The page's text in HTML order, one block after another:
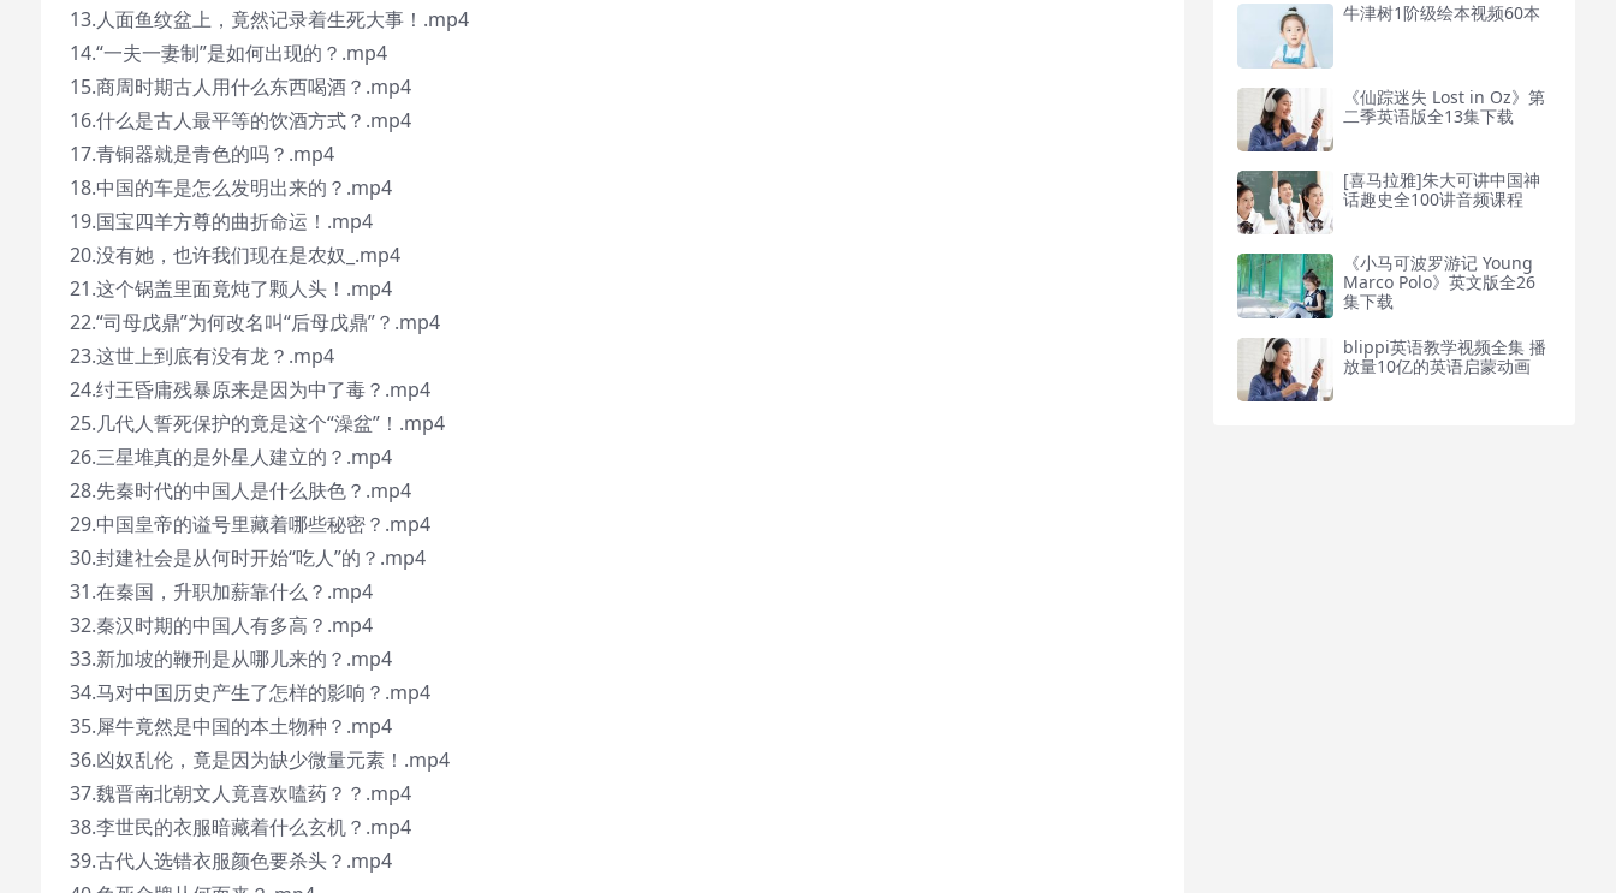
13.人面鱼纹盆上，竟然记录着生死大事！.mp4
14.“一夫一妻制”是如何出现的？.mp4
15.商周时期古人用什么东西喝酒？.mp4
16.什么是古人最平等的饮酒方式？.mp4
17.青铜器就是青色的吗？.mp4
18.中国的车是怎么发明出来的？.mp4
19.国宝四羊方尊的曲折命运！.mp4
20.没有她，也许我们现在是农奴_.mp4
21.这个锅盖里面竟炖了颗人头！.mp4
22.“司母戊鼎”为何改名叫“后母戊鼎”？.mp4
23.这世上到底有没有龙？.mp4
24.纣王昏庸残暴原来是因为中了毒？.mp4
25.几代人誓死保护的竟是这个“澡盆”！.mp4
26.三星堆真的是外星人建立的？.mp4
28.先秦时代的中国人是什么肤色？.mp4
29.中国皇帝的谥号里藏着哪些秘密？.mp4
30.封建社会是从何时开始“吃人”的？.mp4
31.在秦国，升职加薪靠什么？.mp4
32.秦汉时期的中国人有多高？.mp4
33.新加坡的鞭刑是从哪儿来的？.mp4
34.马对中国历史产生了怎样的影响？.mp4
35.犀牛竟然是中国的本土物种？.mp4
36.凶奴乱伦，竟是因为缺少微量元素！.mp4
37.魏晋南北朝文人竟喜欢嗑药？？.mp4
38.李世民的衣服暗藏着什么玄机？.mp4
39.古代人选错衣服颜色要杀头？.mp4
牛津树1阶级绘本视频60本
《仙踪迷失 Lost in Oz》第
二季英语版全13集下载
[喜马拉雅]朱大可讲中国神
话趣史全100讲音频课程
《小马可波罗游记 Young
Marco Polo》英文版全26
集下载
blippi英语教学视频全集 播
放量10亿的英语启蒙动画